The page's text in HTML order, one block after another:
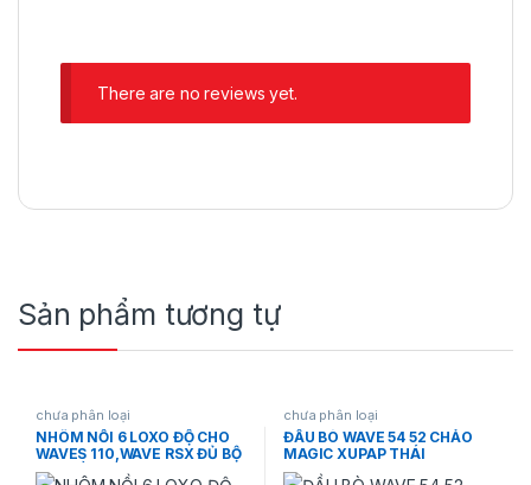
There are no reviews yet.
Sản phẩm tương tự
chưa phân loại
NHÔM NỒI 6 LOXO ĐỘ CHO
WAVES 110,WAVE RSX ĐỦ BỘ
NHƯ HÌNH
chưa phân loại
ĐẦU BÒ WAVE 54 52 CHẢO
MAGIC XUPAP THÁI